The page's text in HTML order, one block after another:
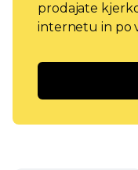
prodajate
internetu in po